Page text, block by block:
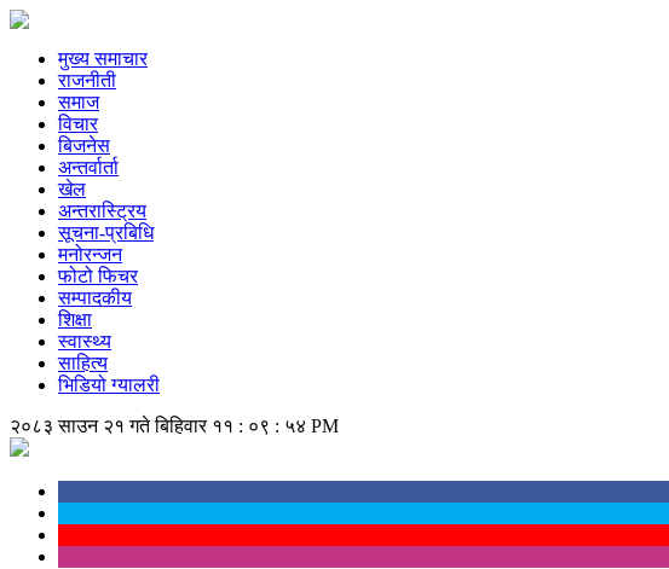
मुख्य समाचार
राजनीती
समाज
विचार
बिजनेस
अन्तर्वार्ता
खेल
अन्तरास्ट्रिय
सूचना-प्रबिधि
मनोरन्जन
फोटो फिचर
सम्पादकीय
शिक्षा
स्वास्थ्य
साहित्य
भिडियो ग्यालरी
२०८३ साउन २१ गते बिहिवार ११ : ०९ : ५५ PM